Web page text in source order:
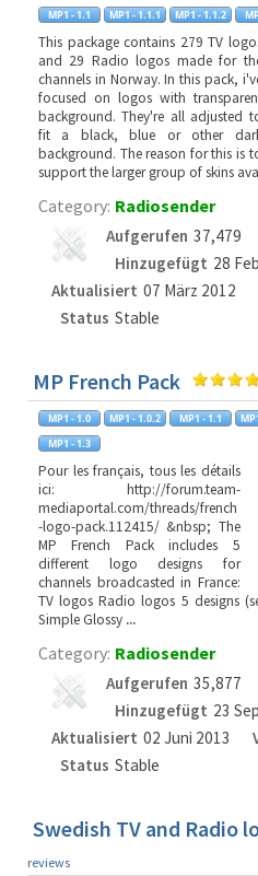
This package contains 279 TV
and 29 Radio logos made for
channels in Norway. In this pack,
focused on logos with
background. They're all adjusted
fit a black, blue or other
background. The reason for this is
support the larger group of skins
Category: Radiosender
Aufgerufen 37,479
Hinzugefügt 28
Aktualisiert 07 März 2012
Status Stable
MP French Pack
Pour les français, tous les détails
ici: http://forum.team-
mediaportal.com/threads/french
-logo-pack.112415/ &nbsp; The
MP French Pack includes 5
different logo designs for
channels broadcasted in France:
TV logos Radio logos 5 designs
Simple Glossy ...
Category: Radiosender
Aufgerufen 35,877
Hinzugefügt 23
Aktualisiert 02 Juni 2013
Status Stable
Swedish TV and Radio
reviews